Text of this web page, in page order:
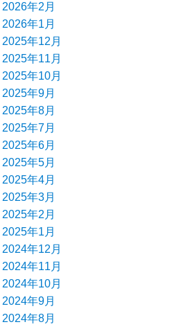
2026年2月
2026年1月
2025年12月
2025年11月
2025年10月
2025年9月
2025年8月
2025年7月
2025年6月
2025年5月
2025年4月
2025年3月
2025年2月
2025年1月
2024年12月
2024年11月
2024年10月
2024年9月
2024年8月